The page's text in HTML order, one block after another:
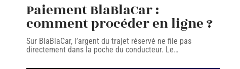
Paiement BlaBlaCar :
comment procéder en ligne ?
Sur BlaBlaCar, l’argent du trajet réservé ne file pas
directement dans la poche du conducteur. Le…